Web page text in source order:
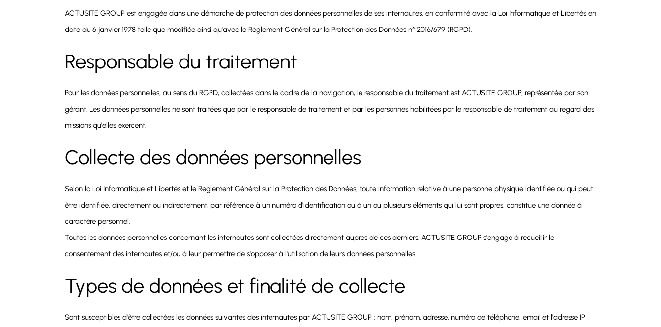
ACTUSITE GROUP est engagée dans une démarche de protection des données personnelles de ses internautes, en conformité avec la Loi Informatique et Libertés en
date du 6 janvier 1978 telle que modifiée ainsi qu'avec le Règlement Général sur la Protection des Données n° 2016/679 (RGPD).
Responsable du traitement
Pour les données personnelles, au sens du RGPD, collectées dans le cadre de la navigation, le responsable du traitement est ACTUSITE GROUP, représentée par son
gérant. Les données personnelles ne sont traitées que par le responsable de traitement et par les personnes habilitées par le responsable de traitement au regard des
missions qu'elles exercent.
Collecte des données personnelles
Selon la Loi Informatique et Libertés et le Règlement Général sur la Protection des Données, toute information relative à une personne physique identifiée ou qui peut
être identifiée, directement ou indirectement, par référence à un numéro d'identification ou à un ou plusieurs éléments qui lui sont propres, constitue une donnée à
caractère personnel.
Toutes les données personnelles concernant les internautes sont collectées directement auprès de ces derniers. ACTUSITE GROUP s'engage à recueillir le
consentement des internautes et/ou à leur permettre de s'opposer à l'utilisation de leurs données personnelles.
Types de données et finalité de collecte
Sont susceptibles d'être collectées les données suivantes des internautes par ACTUSITE GROUP : nom, prénom, adresse, numéro de téléphone, email et l'adresse IP